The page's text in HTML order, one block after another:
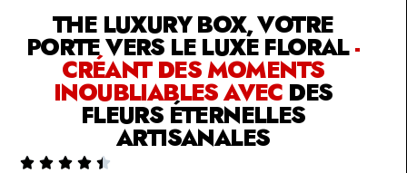
THE LUXURY BOX, VOTRE
PORTE VERS LE LUXE FLORAL-
CRÉANT DES MOMENTS
INOUBLIABLES AVEC DES
FLEURS ÉTERNELLES
ARTISANALES
    